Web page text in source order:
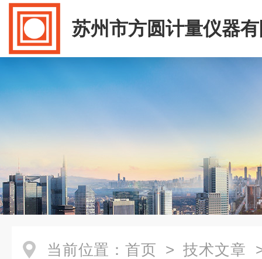
苏州市方圆计量仪器
当前位置： 首页 > 技术文章